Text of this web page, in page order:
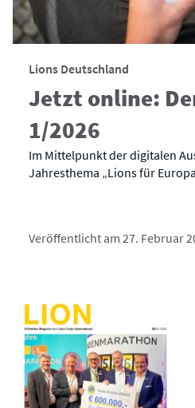
Lions Deutschland
Jetzt online:
1/2026
Im Mittelpunkt der digitalen
Jahresthema „Lions für
Veröffentlicht am 27. Februar